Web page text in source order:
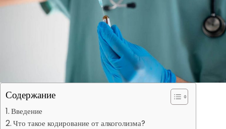
Содержание
Введение
Что такое кодирование от алкоголизма?